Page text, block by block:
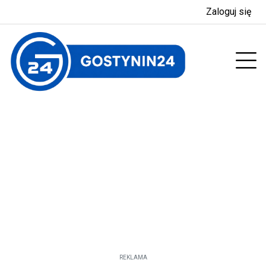
Zaloguj się
REKLAMA